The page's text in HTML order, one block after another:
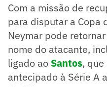
Com a missão de
para disputar a Copa
Neymar pode
nome do atacante,
ligado ao Santos,
antecipado à Série A